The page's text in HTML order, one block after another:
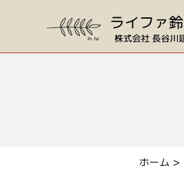
ホーム >